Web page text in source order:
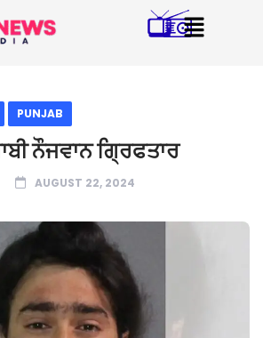
PUNJAB
ਨੌਜਵਾਨ ਗ੍ਰਿਫਤਾਰ
AUGUST 22, 2024